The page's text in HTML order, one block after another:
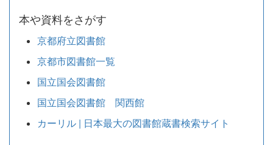
本や資料をさがす
京都府立図書館
京都市図書館一覧
国立国会図書館
国立国会図書館 関西館
カーリル | 日本最大の図書館蔵書検索サイト